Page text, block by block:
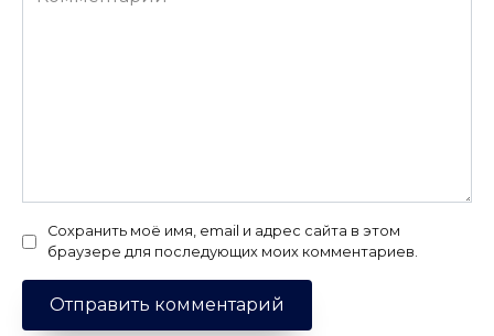
Сохранить моё имя, email и адрес сайта в этом
браузере для последующих моих комментариев.